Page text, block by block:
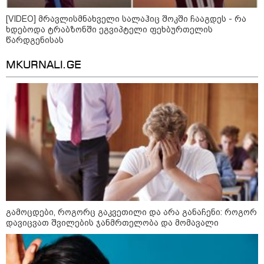
უნდა მოასწროთ შემოდგომის
დადგომამდე
ფული ამ ზოდიაქოს ნიშნების
ხელში აღმოჩნდება: ვინ
გამდიდრდება?
როგორ ჩავიცვათ 40 წლის
შემდეგ: მილიონერების
სტილისტის 8 ოქროს წესი და
აუცილებელი სამოსი
Faceამბები
[VIDEO] მრავლისმნახველი სალაჰიც შოკში ჩააგდეს - რა
ხდებოდა ტრაბზონში ეგვიპტელი ფეხბურთელის
წარდგენისას
MKURNALI.GE
გამოცდები, როგორც გაკვეთილი და არა განაჩენი: როგორ
დავიცვათ შვილების ჯანმრთელობა და მომავალი